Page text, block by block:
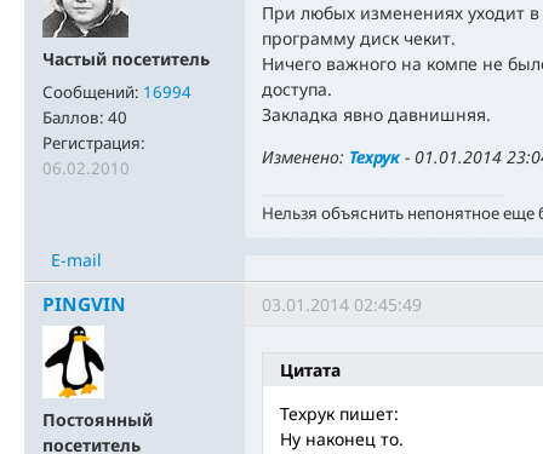
Частый посетитель
Сообщений: 16994
Баллов: 40
Регистрация:
06.02.2010
При любых изменениях уходит
программу диск чекит.
Ничего важного на компе не
доступа.
Закладка явно давнишняя.
Изменено: Техрук- 01.01.2014
Нельзя объяснить непонятное
E-mail
PINGVIN
Постоянный
посетитель
03.01.2014 02:45:49
Цитата
Техрук пишет:
Ну наконец то.